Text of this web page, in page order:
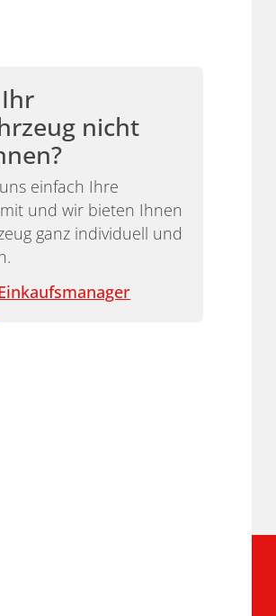
nicht
einfach Ihre
und wir bieten Ihnen
ganz individuell und